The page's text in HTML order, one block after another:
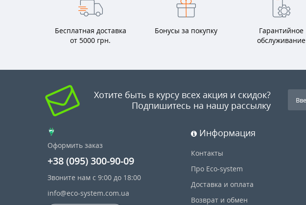
Бесплатная доставка
от 5000 грн.
Бонусы за покупку
Гарантийное
обслуживание
Хотите быть в курсу всех акция и скидок?
Подпишитесь на нашу рассылку
Оформить заказ
+38 (095) 300-90-09
Звоните нам с 9:00 до 18:00
info@eco-system.com.ua
Информация
Контакты
Про Eco-system
Доставка и оплата
Возврат и обмен